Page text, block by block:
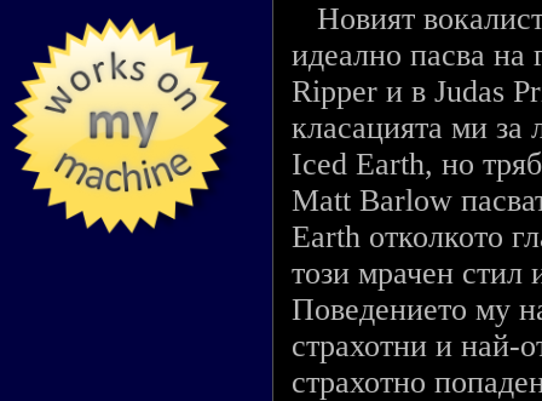
Новият
идеално пасва
Ripper и в Judas
класацията ми
Iced Earth, нo
Matt Barlow
Earth отколкото
този мрачен стил
Поведението му
страхотни и най-
страхотно